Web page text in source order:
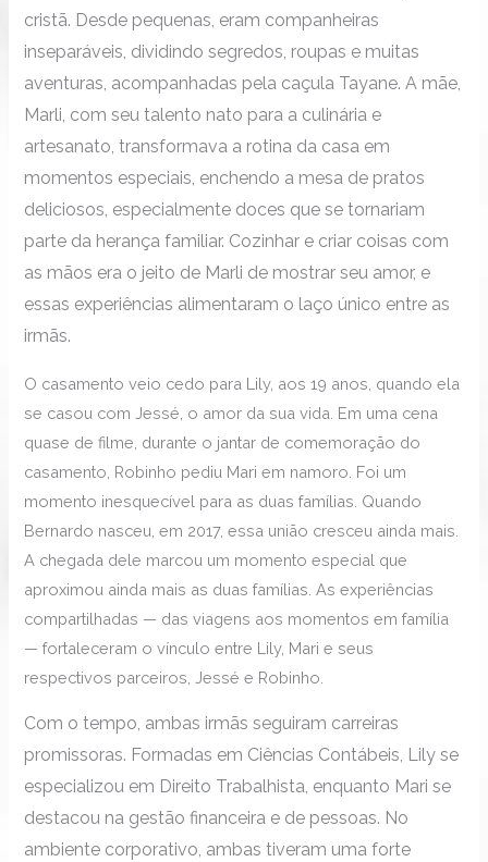
cristã. Desde pequenas, eram companheiras
inseparáveis, dividindo segredos, roupas e muitas
aventuras, acompanhadas pela caçula Tayane. A mãe,
Marli, com seu talento nato para a culinária e
artesanato, transformava a rotina da casa em
momentos especiais, enchendo a mesa de pratos
deliciosos, especialmente doces que se tornariam
parte da herança familiar. Cozinhar e criar coisas com
as mãos era o jeito de Marli de mostrar seu amor, e
essas experiências alimentaram o laço único entre as
irmãs.
O casamento veio cedo para Lily, aos 19 anos, quando ela
se casou com Jessé, o amor da sua vida. Em uma cena
quase de filme, durante o jantar de comemoração do
casamento, Robinho pediu Mari em namoro. Foi um
momento inesquecível para as duas famílias. Quando
Bernardo nasceu, em 2017, essa união cresceu ainda mais.
A chegada dele marcou um momento especial que
aproximou ainda mais as duas famílias. As experiências
compartilhadas — das viagens aos momentos em família
— fortaleceram o vínculo entre Lily, Mari e seus
respectivos parceiros, Jessé e Robinho.
Com o tempo, ambas irmãs seguiram carreiras
promissoras. Formadas em Ciências Contábeis, Lily se
especializou em Direito Trabalhista, enquanto Mari se
destacou na gestão financeira e de pessoas. No
ambiente corporativo, ambas tiveram uma forte